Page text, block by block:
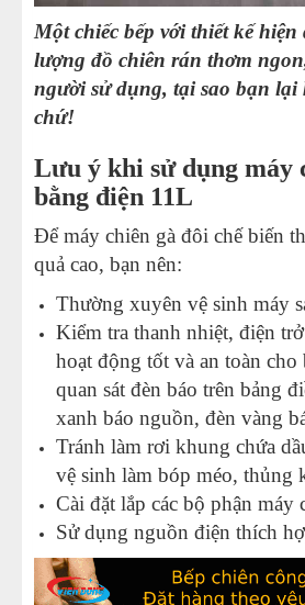
Một chiếc bếp với thiết kế
lượng đồ chiên rán thơm
người sử dụng, tại sao bạn
chứ!
Lưu ý khi sử dụng máy
bằng điện 11L
Để máy chiên gà đôi chế biến
quả cao, bạn nên:
Thường xuyên vệ sinh máy
Kiểm tra thanh nhiệt, điện
hoạt động tốt và an toàn cho
quan sát đèn báo trên bảng
xanh báo nguồn, đèn vàng
Tránh làm rơi khung chứa
vệ sinh làm bóp méo, thủng
Cài đặt lắp các bộ phận máy
Sử dụng nguồn điện thích